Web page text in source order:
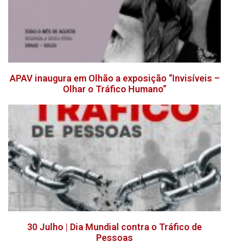
APAV inaugura em Olhão a exposição “Invisíveis –
Olhar o Tráfico Humano”
30 Julho | Dia Mundial contra o Tráfico de
Pessoas